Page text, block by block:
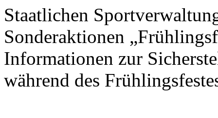
Staatlichen
Sonderaktionen
Informationen zur
während des